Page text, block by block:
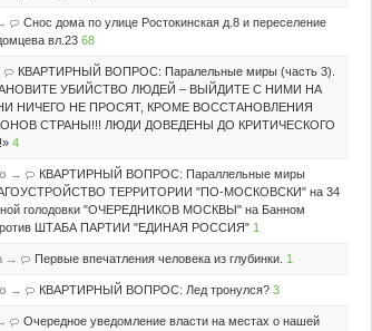
Снос дома по улице Ростокинская д.8 и переселение
вл.23 68
КВАРТИРНЫЙ ВОПРОС: Паралельные миры (часть 3).
УБИЙСТВО ЛЮДЕЙ – ВЫЙДИТЕ С НИМИ НА
НИЧЕГО НЕ ПРОСЯТ, КРОМЕ ВОССТАНОВЛЕНИЯ
СТРАНЫ!!! ЛЮДИ ДОВЕДЕНЫ ДО КРИТИЧЕСКОГО
4
→
КВАРТИРНЫЙ ВОПРОС: Параллельные миры
ТЕРРИТОРИИ "ПО-МОСКОВСКИ" на 34
голодовки "ОЧЕРЕДНИКОВ МОСКВЫ" на Банном
ШТАБА ПАРТИИ "ЕДИНАЯ РОССИЯ" 1
→ Первые впечатления человека из глубинки. 1
→ КВАРТИРНЫЙ ВОПРОС: Лед тронулся? 3
Очередное уведомление власти на местах о нашей